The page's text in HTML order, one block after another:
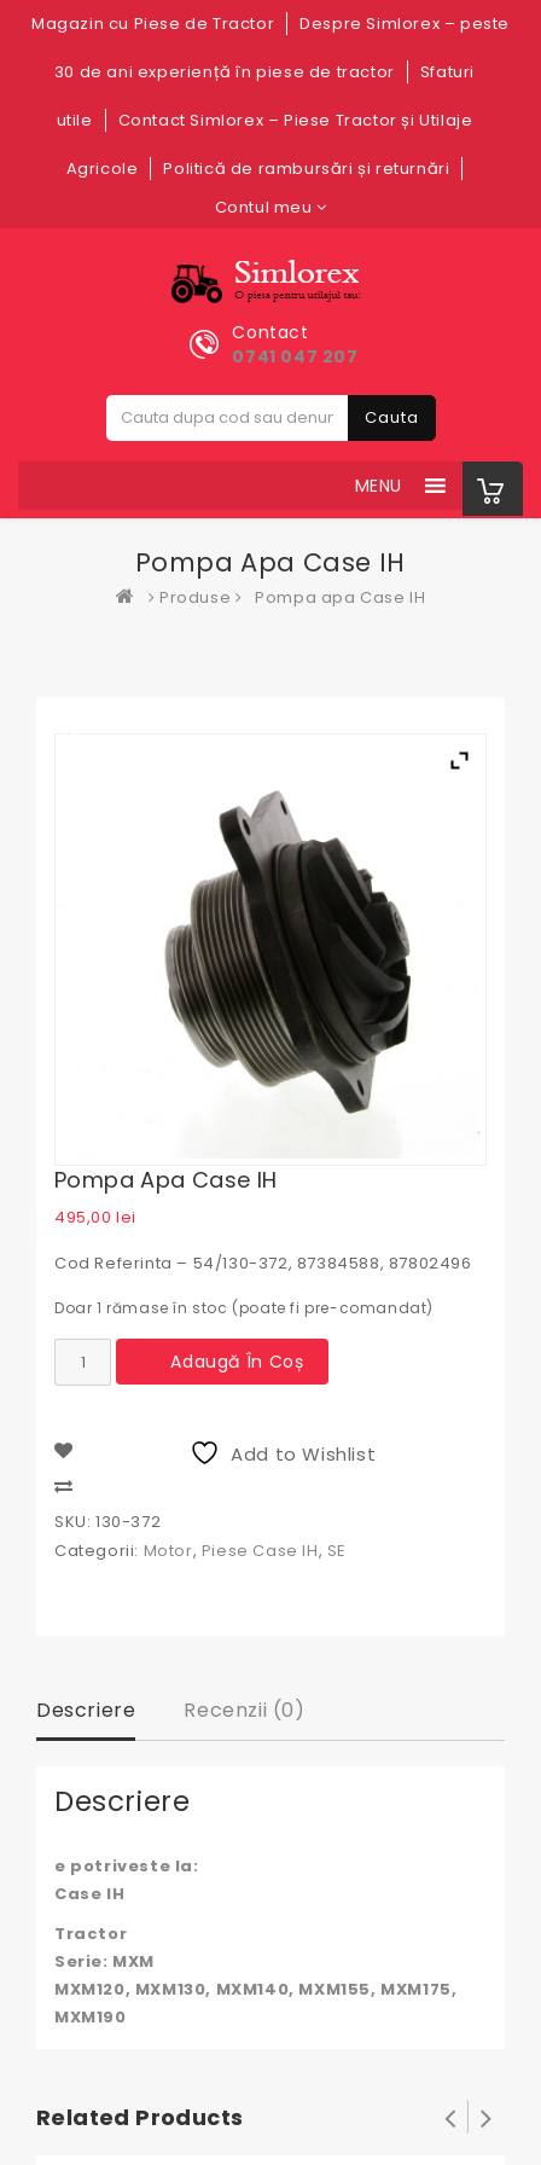
Magazin cu Piese de Tractor Despre Simlorex – peste
30 de ani experiență în piese de tractor Sfaturi
utile Contact Simlorex – Piese Tractor și Utilaje
Agricole
Politică de rambursări și returnări
Contul meu
Contact
0741 047 207
Cauta
MENU
Pompa Apa Case IH
Produse Pompa apa Case IH
Pompa Apa Case IH
495,00lei
Cod Referinta – 54/130-372, 87384588, 87802496
Doar 1 rămase în stoc (poate fi pre-comandat)
Cantitate
Pompa
IH
Adaugă În Coș
Add to Wishlist
SKU: 130-372
Categorii: Motor, Piese Case IH, SE
Descriere Recenzii (0)
Descriere
e potriveste la:
Case IH
Tractor
Serie: MXM
MXM120, MXM130, MXM140, MXM155, MXM175,
MXM190
Related Products